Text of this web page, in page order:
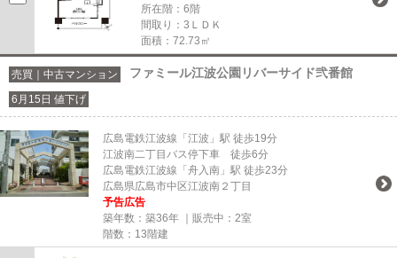
所在階：6階
間取り：3ＬＤＫ
面積：72.73㎡
売買｜中古マンション ファミール江波公園リバーサイド弐番館
6月15日 値下げ
広島電鉄江波線「江波」駅 徒歩19分
江波南二丁目バス停下車 徒歩6分
広島電鉄江波線「舟入南」駅 徒歩23分
広島県広島市中区江波南２丁目
予告広告
築年数：築36年 ｜販売中： 2室
階数：13階建